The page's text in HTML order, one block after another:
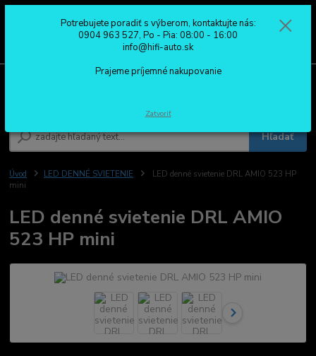
Hľadať
0904 963 527
Po - Pia: 08:00 - 16:00
Úvod LED DENNÉ SVIETENIE
LED denné svietenie DRL AMIO 523 HP
mini
LED denné svietenie DRL AMIO
523 HP mini
Potrebujete poradiť s výberom, kontaktujte nás:
0904 963 527, Po - Pia: 08:00 - 16:00
info@hifi-auto.sk
Prajeme príjemné nakupovanie
Zatvoriť